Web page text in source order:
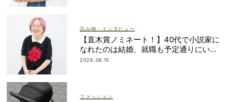
読み物・インタビュー
【直木賞ノミネート！】40代で小説家に
なれたのは結婚、就職も予定通りにいか
なかったから｜朝倉かすみさん
2026.06.15
ファッション